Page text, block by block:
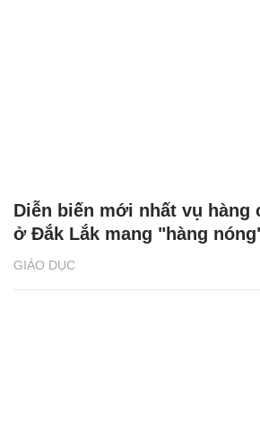
GIÁO DỤC
Diễn biến mới nhất vụ hàng
ở Đắk Lắk mang "hàng